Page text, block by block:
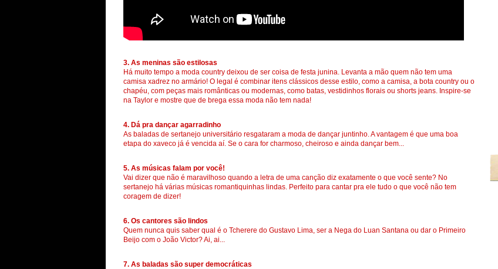
3. As meninas são estilosas
Há muito tempo a moda country deixou de ser coisa de festa junina. Levanta a mão quem não tem uma
camisa xadrez no armário! O legal é combinar itens clássicos desse estilo, como a camisa, a bota country ou o
chapéu, com peças mais românticas ou modernas, como batas, vestidinhos florais ou shorts jeans. Inspire-se
na Taylor e mostre que de brega essa moda não tem nada!
4. Dá pra dançar agarradinho
As baladas de sertanejo universitário resgataram a moda de dançar juntinho. A vantagem é que uma boa
etapa do xaveco já é vencida aí. Se o cara for charmoso, cheiroso e ainda dançar bem...
5. As músicas falam por você!
Vai dizer que não é maravilhoso quando a letra de uma canção diz exatamente o que você sente? No
sertanejo há várias músicas romantiquinhas lindas. Perfeito para cantar pra ele tudo o que você não tem
coragem de dizer!
6. Os cantores são lindos
Quem nunca quis saber qual é o Tcherere do Gustavo Lima, ser a Nega do Luan Santana ou dar o Primeiro
Beijo com o João Victor? Ai, ai...
7. As baladas são super democráticas